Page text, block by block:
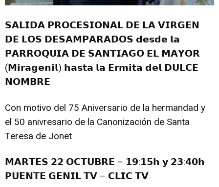
𝗦𝗔𝗟𝗜𝗗𝗔 𝗣𝗥𝗢𝗖𝗘𝗦𝗜𝗢𝗡𝗔𝗟 𝗗𝗘 𝗟𝗔 𝗩𝗜𝗥𝗚𝗘𝗡
𝗗𝗘 𝗟𝗢𝗦 𝗗𝗘𝗦𝗔𝗠𝗣𝗔𝗥𝗔𝗗𝗢𝗦 𝗱𝗲𝘀𝗱𝗲 𝗹𝗮
𝗣𝗔𝗥𝗥𝗢𝗤𝗨𝗜𝗔 𝗗𝗘 𝗦𝗔𝗡𝗧𝗜𝗔𝗚𝗢 𝗘𝗟 𝗠𝗔𝗬𝗢𝗥
(𝗠𝗶𝗿𝗮𝗴𝗲𝗻𝗶𝗹) 𝗵𝗮𝘀𝘁𝗮 𝗹𝗮 𝗘𝗿𝗺𝗶𝘁𝗮 𝗱𝗲𝗹 𝗗𝗨𝗟𝗖𝗘
𝗡𝗢𝗠𝗕𝗥𝗘
Con motivo del 75 Aniversario de la hermandad y
el 50 anivresario de la Canonización de Santa
Teresa de Jonet
𝗠𝗔𝗥𝗧𝗘𝗦 𝟮𝟮 𝗢𝗖𝗧𝗨𝗕𝗥𝗘 – 𝟭𝟵:𝟭𝟱𝗵 𝘆 𝟮𝟯:𝟰𝟬𝗵
𝗣𝗨𝗘𝗡𝗧𝗘 𝗚𝗘𝗡𝗜𝗟 𝗧𝗩 – 𝗖𝗟𝗜𝗖 𝗧𝗩